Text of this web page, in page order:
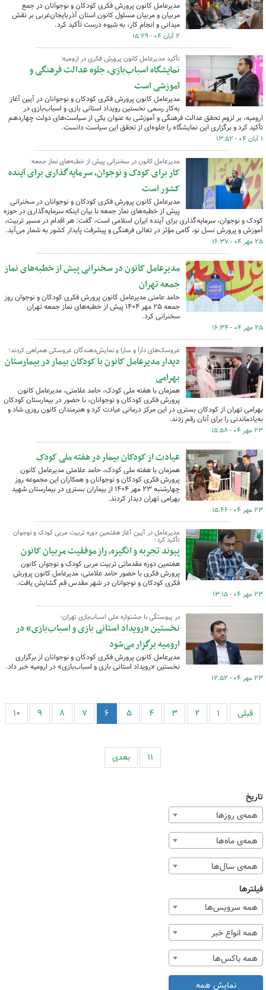
مدیرعامل کانون پرورش فکری کودکان و نوجوانان در جمع
مربیان و مربیان مسئول کانون استان آذربایجان‌غربی بر نقش
میدانی و انجام کار، به شیوه درست تأکید کرد.
۲ آبان ۰۴ - ۱۵:۲۹
تأکید مدیرعامل کانون پرورش فکری در ارومیه:
نمایشگاه اسباب‌بازی، جلوه عدالت فرهنگی و
آموزشی است
مدیرعامل کانون پرورش فکری کودکان و نوجوانان در آیین آغاز
به‌کار رسمی نخستین رویداد استانی بازی و اسباب‌بازی در
ارومیه، بر لزوم تحقق عدالت فرهنگی و آموزشی به عنوان یکی از سیاست‌های دولت چهاردهم
تأکید کرد و برگزاری این نمایشگاه را جلوه‌ای از تحقق این سیاست دانست.
۱ آبان ۰۴ - ۱۳:۵۲
مدیرعامل کانون در سخنرانی پیش از خطبه‌های نماز جمعه:
کار برای کودک و نوجوان، سرمایه‌گذاری برای آینده
کشور است
مدیرعامل کانون پرورش فکری کودکان و نوجوانان در سخنرانی
پیش از خطبه‌های نماز جمعه‌ با بیان اینکه سرمایه‌گذاری در حوزه
کودک و نوجوان، سرمایه‌گذاری برای آینده ایران اسلامی است، گفت: هر اقدام در مسیر تربیت،
آموزش و پرورش نسل نو، گامی مؤثر در تعالی فرهنگی و پیشرفت پایدار کشور به شمار می‌آید.
۲۵ مهر ۰۴ - ۱۶:۳۷
مدیرعامل کانون در سخنرانی پیش از خطبه‌های نماز
جمعه تهران
حامد عامتی مدیرعامل کانون پرورش فکری کودکان و نوجوان روز
جمعه ۲۵ مهر ۱۴۰۴ پیش از خطبه‌های نماز جمعه‌ تهران
سخنرانی کرد.
۲۵ مهر ۰۴ - ۱۶:۳۴
عروسک‌های دارا و سارا و نمایش‌دهندگان عروسکی همراهی کردند؛
دیدار مدیرعامل کانون با کودکان بیمار در بیمارستان
بهرامی
همزمان با هفته ملی کودک، حامد علامتی، مدیرعامل کانون
پرورش فکری کودکان و نوجوانان، با حضور در بیمارستان کودکان
بهرامی تهران از کودکان بستری در این مرکز درمانی عیادت کرد و هنرمندان کانون روزی شاد و
به‌یادماندنی را برای آنان رقم زدند.
۲۳ مهر ۰۴ - ۱۵:۵۸
عیادت از کودکان بیمار در هفته ملی کودک
همزمان با هفته ملی کودک، حامد علامتی مدیرعامل کانون
پرورش فکری کودکان و نوجوانان و همکاران این مجموعه روز
چهارشنبه ۲۳ مهر ۱۴۰۴ از بیماران بستری در بیمارستان شهید
بهرامی تهران دیدار کردند.
۲۳ مهر ۰۴ - ۱۵:۴۶
مدیرعامل در آیین آغاز هفتمین دوره تربیت مربی کودک و نوجوان
تأکید کرد؛
پیوند تجربه و انگیزه، راز موفقیت مربیان کانون
هفتمین دوره مقدماتی تربیت مربی کودک و نوجوان کانون
پرورش فکری با حضور حامد علامتی، مدیرعامل کانون پرورش
فکری کودکان و نوجوانان در شهر مقدس قم گشایش یافت.
۲۳ مهر ۰۴ - ۱۳:۱۵
در پیوستگی با جشنواره ملی اسباب‌بازی تهران؛
نخستین «رویداد استانی بازی و اسباب‌بازی» در
ارومیه برگزار می‌شود
مدیرعامل کانون پرورش فکری کودکان و نوجوانان از برگزاری
نخستین «رویداد استانی بازی و اسباب‌بازی» در ارومیه خبر داد.
۲۳ مهر ۰۴ - ۱۲:۵۲
قبلی ۱ ۲ ۳ ۴ ۵ ۶ ۷ ۸ ۹ ۱۰
۱۱ بعدی
تاریخ
همه‌ی روزها
همه‌ی ماه‌ها
همه‌ی سال‌ها
فیلترها
همه سرویس‌ها
همه انواع خبر
همه باکس‌ها
نمایش همه